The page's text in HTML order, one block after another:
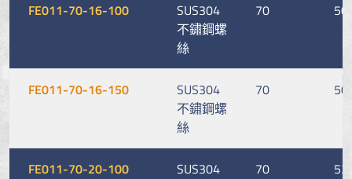
FE011-70-16-100
SUS304
不鏽鋼螺
絲
70 50
FE011-70-16-150
SUS304
不鏽鋼螺
絲
70 50
FE011-70-20-100
SUS304
70 53